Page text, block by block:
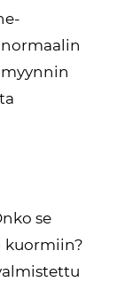
se
kuormiin?